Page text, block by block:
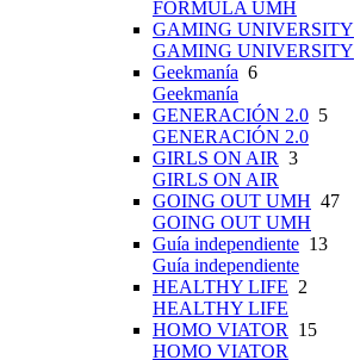
FÓRMULA UMH
GAMING UNIVERSITY
GAMING UNIVERSITY
Geekmanía 6
Geekmanía
GENERACIÓN 2.0 5
GENERACIÓN 2.0
GIRLS ON AIR 3
GIRLS ON AIR
GOING OUT UMH 47
GOING OUT UMH
Guía independiente 13
Guía independiente
HEALTHY LIFE 2
HEALTHY LIFE
HOMO VIATOR 15
HOMO VIATOR